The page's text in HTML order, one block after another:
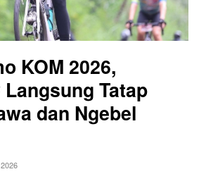
KOM 2026,
Tatap
dan Ngebel